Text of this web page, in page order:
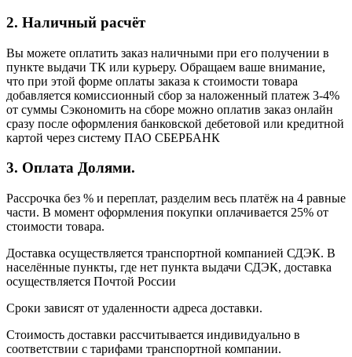
2. Наличный расчёт
Вы можете оплатить заказ наличными при его получении в
пункте выдачи ТК или курьеру. Обращаем ваше внимание,
что при этой форме оплаты заказа к стоимости товара
добавляется комиссионный сбор за наложенный платеж 3-4%
от суммы Сэкономить на сборе можно оплатив заказ онлайн
сразу после оформления банковской дебетовой или кредитной
картой через систему ПАО СБЕРБАНК
3. Оплата Долями.
Рассрочка без % и переплат, разделим весь платёж на 4 равные
части. В момент оформления покупки оплачивается 25% от
стоимости товара.
Доставка осуществляется транспортной компанией СДЭК. В
населённые пункты, где нет пункта выдачи СДЭК, доставка
осуществляется Почтой России
Сроки зависят от удаленности адреса доставки.
Стоимость доставки рассчитывается индивидуально в
соответствии с тарифами транспортной компании.